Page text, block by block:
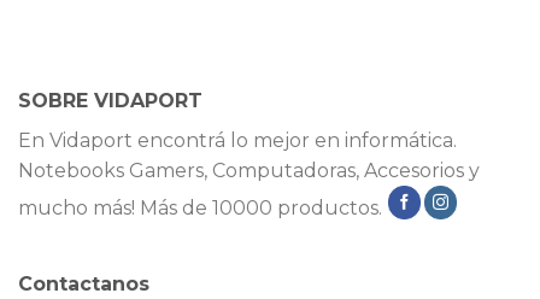
SOBRE VIDAPORT
En Vidaport encontrá lo mejor en informática.
Notebooks Gamers, Computadoras, Accesorios y
mucho más! Más de 10000 productos.
Contactanos